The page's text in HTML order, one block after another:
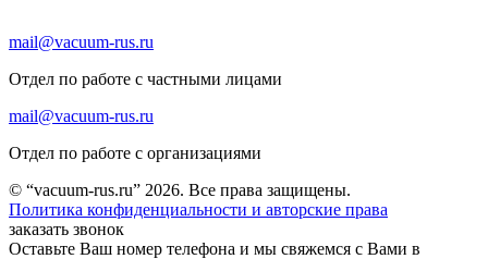
mail@vacuum-rus.ru
Отдел по работе с частными лицами
mail@vacuum-rus.ru
Отдел по работе с организациями
© “vacuum-rus.ru” 2026. Все права защищены.
Политика конфиденциальности и авторские права
заказать звонок
Оставьте Ваш номер телефона и мы свяжемся с Вами в